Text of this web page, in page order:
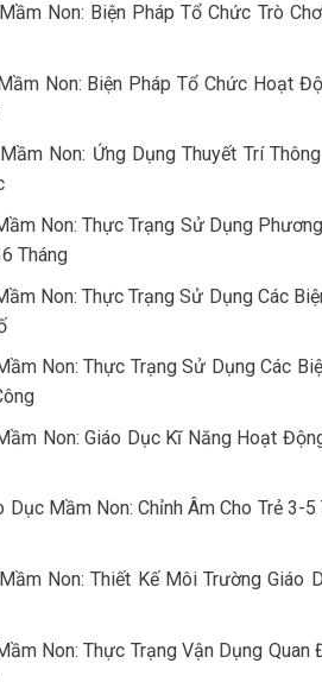
Non: Biện Pháp Tổ Chức Trò
Non: Biện Pháp Tổ Chức Hoạt
Non: Ứng Dụng Thuyết Trí
Non: Thực Trạng Sử Dụng
Tháng
Non: Thực Trạng Sử Dụng Các
Non: Thực Trạng Sử Dụng Các
Non: Giáo Dục Kĩ Năng Hoạt
Dục Mầm Non: Chỉnh Âm Cho Trẻ
Non: Thiết Kế Môi Trường Giáo
Non: Thực Trạng Vận Dụng